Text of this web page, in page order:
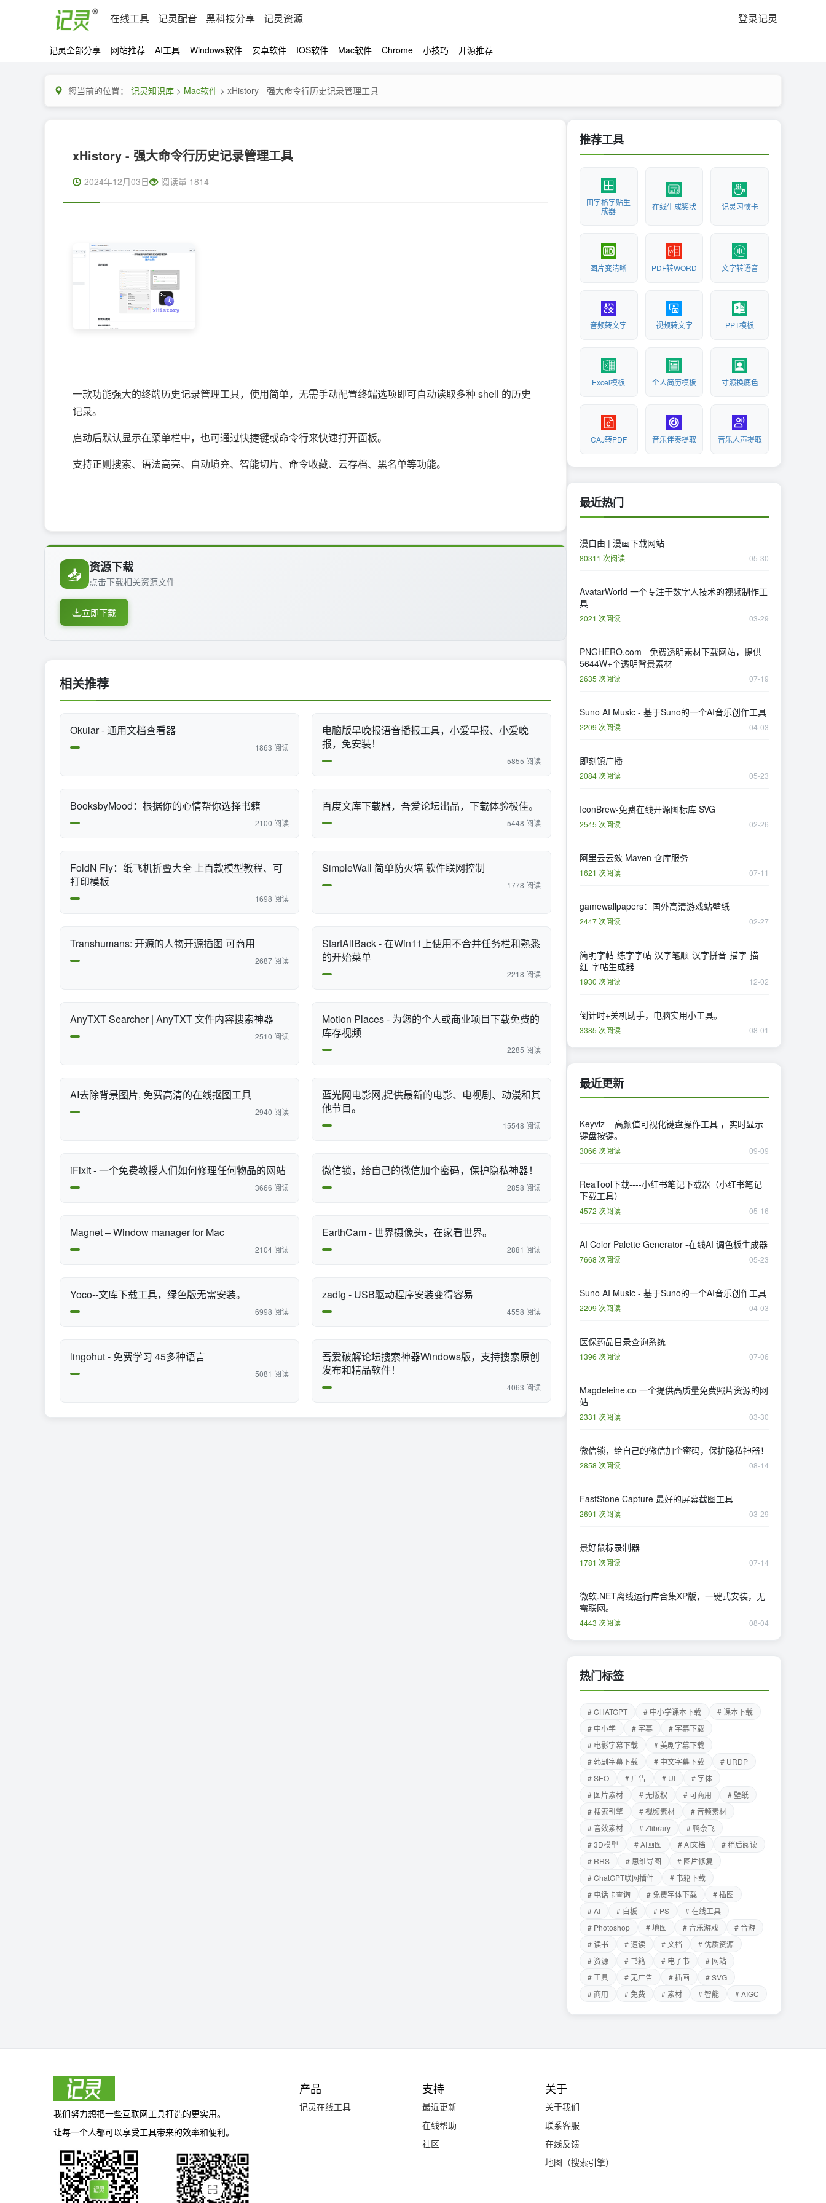
在线工具 记灵配音 黑科技分享 记灵资源 登录记灵
记灵全部分享 网站推荐 AI工具 Windows软件 安卓软件 IOS软件 Mac软件 Chrome 小技巧 开源推荐
您当前的位置： 记灵知识库 > Mac软件 > xHistory - 强大命令行历史记录管理工具
xHistory - 强大命令行历史记录管理工具
2024年12月03日 阅读量 1814
一款功能强大的终端历史记录管理工具，使用简单，无需手动配置终端选项即可自动读取多种 shell 的历史
记录。
启动后默认显示在菜单栏中，也可通过快捷键或命令行来快速打开面板。
支持正则搜索、语法高亮、自动填充、智能切片、命令收藏、云存档、黑名单等功能。
📥 资源下载
点击下载相关资源文件
立即下载
相关推荐
Okular - 通用文档查看器
1863 阅读
电脑版早晚报语音播报工具，小爱早报、小爱晚
报，免安装！
5855 阅读
BooksbyMood：根据你的心情帮你选择书籍
2100 阅读
百度文库下载器，吾爱论坛出品，下载体验极佳。
5448 阅读
FoldN Fly：纸飞机折叠大全 上百款模型教程、可
打印模板
1698 阅读
SimpleWall 简单防火墙 软件联网控制
1778 阅读
Transhumans: 开源的人物开源插图 可商用
2687 阅读
StartAllBack - 在Win11上使用不合并任务栏和熟悉
的开始菜单
2218 阅读
AnyTXT Searcher | AnyTXT 文件内容搜索神器
2510 阅读
Motion Places - 为您的个人或商业项目下载免费的
库存视频
2285 阅读
AI去除背景图片, 免费高清的在线抠图工具
2940 阅读
蓝光网电影网,提供最新的电影、电视剧、动漫和其
他节目。
15548 阅读
iFixit - 一个免费教授人们如何修理任何物品的网站
3666 阅读
微信锁，给自己的微信加个密码，保护隐私神器！
2858 阅读
Magnet – Window manager for Mac
2104 阅读
EarthCam - 世界摄像头，在家看世界。
2881 阅读
Yoco--文库下载工具，绿色版无需安装。
6998 阅读
zadig - USB驱动程序安装变得容易
4558 阅读
lingohut - 免费学习 45多种语言
5081 阅读
吾爱破解论坛搜索神器Windows版，支持搜索原创
发布和精品软件！
4063 阅读
推荐工具
田字格字贴生
成器
在线生成奖状 记灵习惯卡
图片变清晰 PDF转WORD 文字转语音
音频转文字 视频转文字 PPT模板
Excel模板 个人简历模板 寸照换底色
CAJ转PDF 音乐伴奏提取 音乐人声提取
最近热门
漫自由 | 漫画下载网站
80311 次阅读 05-30
AvatarWorld 一个专注于数字人技术的视频制作工
具
2021 次阅读 03-29
PNGHERO.com - 免费透明素材下载网站，提供
5644W+个透明背景素材
2635 次阅读 07-19
Suno AI Music - 基于Suno的一个AI音乐创作工具
2209 次阅读 04-03
即刻镇广播
2084 次阅读 05-23
IconBrew-免费在线开源图标库 SVG
2545 次阅读 02-26
阿里云云效 Maven 仓库服务
1621 次阅读 07-11
gamewallpapers：国外高清游戏站壁纸
2447 次阅读 02-27
简明字帖-练字字帖-汉字笔顺-汉字拼音-描字-描
红-字帖生成器
1930 次阅读 12-02
倒计时+关机助手，电脑实用小工具。
3385 次阅读 08-01
最近更新
Keyviz – 高颜值可视化键盘操作工具 ，实时显示
键盘按键。
3066 次阅读 09-09
ReaTool下载----小红书笔记下载器（小红书笔记
下载工具）
4572 次阅读 05-16
AI Color Palette Generator -在线AI 调色板生成器
7668 次阅读 05-23
Suno AI Music - 基于Suno的一个AI音乐创作工具
2209 次阅读 04-03
医保药品目录查询系统
1396 次阅读 07-06
Magdeleine.co 一个提供高质量免费照片资源的网
站
2331 次阅读 03-30
微信锁，给自己的微信加个密码，保护隐私神器！
2858 次阅读 08-14
FastStone Capture 最好的屏幕截图工具
2691 次阅读 03-29
景好鼠标录制器
1781 次阅读 07-14
微软.NET离线运行库合集XP版，一键式安装，无
需联网。
4443 次阅读 08-04
热门标签
# CHATGPT # 中小学课本下载
# 课本下载
# 中小学
# 字幕
# 字幕下载
# 电影字幕下载
# 美剧字幕下载
# 韩剧字幕下载
# 中文字幕下载
# URDP
# SEO
# 广告 # UI
# 字体
# 图片素材
# 无版权 # 可商用
# 壁纸
# 搜索引擎
# 视频素材
# 音频素材
# 音效素材
# Zlibrary
# 鸭奈飞
# 3D模型
# AI画图 # AI文档
# 稍后阅读
# RRS
# 思维导图
# 图片修复
# ChatGPT联网插件
# 书籍下载
# 电话卡查询
# 免费字体下载
# 插图
# AI
# 白板 # PS
# 在线工具
# Photoshop
# 地图 # 音乐游戏
# 音游
# 读书
# 速读 # 文档
# 优质资源
# 资源
# 书籍 # 电子书
# 网站
# 工具
# 无广告 # 插画
# SVG
# 商用
# 免费 # 素材 # 智能 # AIGC
我们努力想把一些互联网工具打造的更实用。
让每一个人都可以享受工具带来的效率和便利。
产品
记灵在线工具
支持
最近更新
在线帮助
社区
关于
关于我们
联系客服
在线反馈
地图（搜索引擎）